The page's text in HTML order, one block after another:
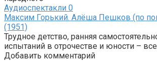
Аудиоспектакли 0
Максим Горький. Алёша Пешков (по
(1951)
Трудное детство, ранняя
испытаний в отрочестве и юности – все
Добавить комментарий